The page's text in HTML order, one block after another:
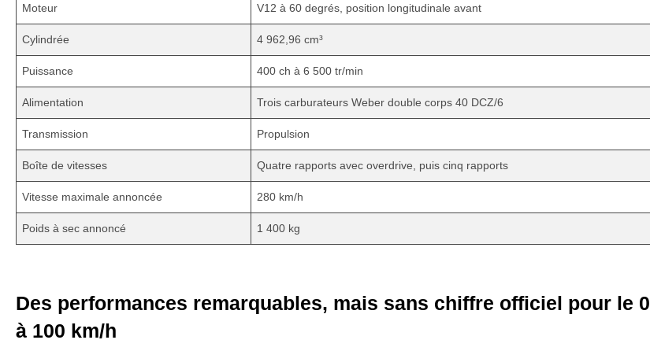
Moteur V12 à 60 degrés, position longitudinale avant
Cylindrée 4 962,96 cm³
Puissance 400 ch à 6 500 tr/min
Alimentation Trois carburateurs Weber double corps 40 DCZ/6
Transmission Propulsion
Boîte de vitesses Quatre rapports avec overdrive, puis cinq rapports
Vitesse maximale annoncée 280 km/h
Poids à sec annoncé 1 400 kg
Des performances remarquables, mais sans chiffre officiel pour le 0
à 100 km/h